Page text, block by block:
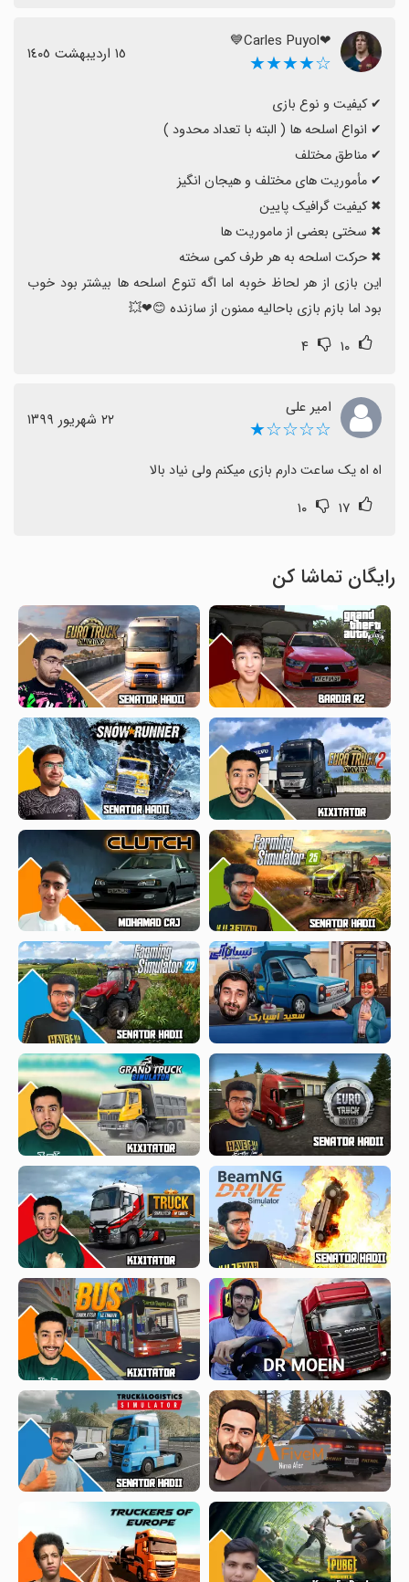
❤Carles Puyol💙
☆★★★★ ١٥ اردیبهشت ١٤٠٥
بود اما بازم بازی باحالیه ممنون از سازنده 😊❤💥
۱۰ ۴
امیر علی
☆☆☆☆★ ٢٢ شهریور ١٣٩٩
اه اه یک ساعت دارم بازی میکنم ولی نیاد بالا
۱۷ ۱۰
رایگان تماشا کن